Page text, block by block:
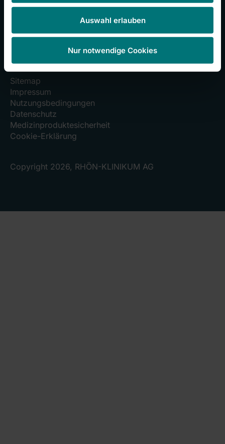
Auswahl erlauben
Nur notwendige Cookies
Sitemap
Impressum
Nutzungsbedingungen
Datenschutz
Medizinproduktesicherheit
Cookie-Erklärung
Copyright 2026, RHÖN-KLINIKUM AG